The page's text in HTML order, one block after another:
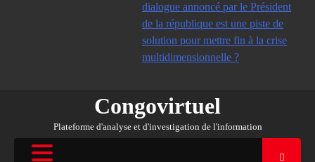
dialogue annoncé par le Président
de la république est une piste de
solution pour mettre fin à la crise
multidimensionnelle ?
Congovirtuel
Plateforme d'analyse et d'investigation de l'information